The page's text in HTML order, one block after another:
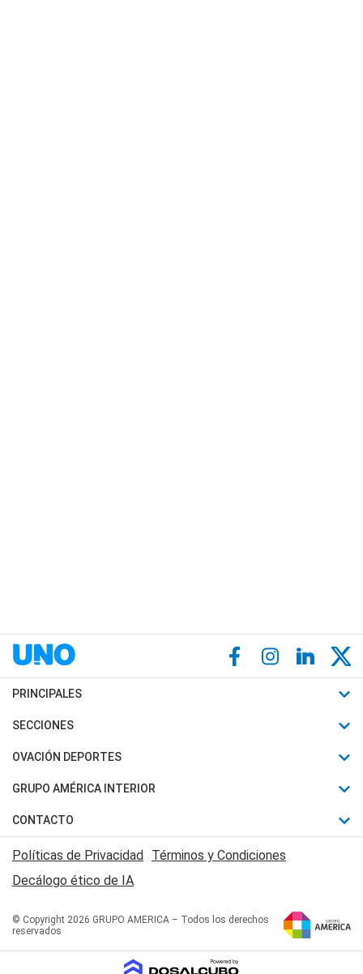
PRINCIPALES
Últimas Noticias
Política
Judiciales
Economia
SECCIONES
Horóscopo
Motores
Trucos caseros
Series y Películas
Edictos y Solicitadas
OVACIÓN DEPORTES
Fútbol
Mundial
Automovilismo
Rugby
Básquet
GRUPO AMÉRICA INTERIOR
Canal 7 en Vivo
San Juan 8
CONTACTO
Acerca de Nosotros
Contactanos
Políticas de Privacidad Términos y Condiciones
Decálogo ético de IA
© Copyright 2026 GRUPO AMERICA – Todos los derechos
reservados